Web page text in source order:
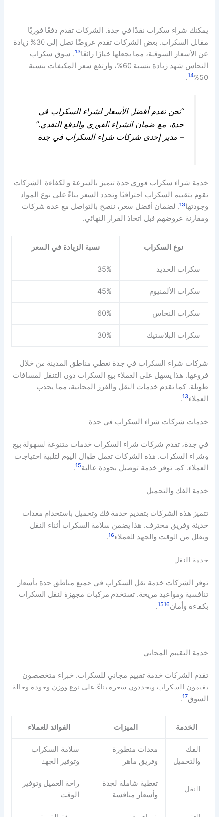
يمكنك شراء سكراب نقدًا في جدة. الشركات تقدم دفعًا فوريًا
مقابل السكراب. بعض الشركات تقدم عروضًا تصل إلى 30% زيادة
عن الأسعار السوقية، مما يجعلها خيارًا رائعًا13. سوق سكراب
النحاس شهد زيادة بنسبة 60%، وارتفع سعر المكيفات بنسبة
50%
14
.
“نحن نقدم أفضل الأسعار لشراء السكراب في
جدة، مع ضمان الشراء الفوري والدفع النقدي.”
– مدير إحدى شركات شراء السكراب في جدة
خدمة شراء سكراب فوري جدة تتميز بالسرعة والكفاءة. الشركات
تقوم بتقييم السكراب احترافيًا وتحدد السعر بناءً على نوع المواد
وجودتها13. لضمان أفضل سعر، ننصح بالتواصل مع عدة شركات
ومقارنة عروضهم قبل اتخاذ القرار النهائي.
نوع السكراب نسبة الزيادة في السعر
سكراب الحديد 35%
سكراب الألمنيوم 45%
سكراب النحاس 60%
سكراب البلاستيك 30%
شركات شراء السكراب في جدة تغطي مناطق المدينة من خلال
فروعها. هذا يسهل على العملاء بيع السكراب دون التنقل لمسافات
طويلة. كما تقدم خدمات النقل والفرز المجانية، مما يجذب
العملاء13
.
خدمات شركات شراء السكراب في جدة
في جدة، تقدم شركات شراء السكراب خدمات متنوعة لسهولة بيع
وشراء السكراب. هذه الشركات تعمل طوال اليوم لتلبية احتياجات
العملاء. كما توفر خدمة توصيل بجودة عالية15
.
خدمة الفك والتحميل
تتميز هذه الشركات بتقديم خدمة فك وتحميل باستخدام معدات
حديثة وفريق محترف. هذا يضمن سلامة السكراب أثناء النقل
ويقلل من الوقت والجهد للعملاء16
.
خدمة النقل
توفر الشركات خدمة نقل السكراب في جميع مناطق جدة بأسعار
تنافسية ومواعيد مريحة. تستخدم مركبات مجهزة لنقل السكراب
بكفاءة وأمان
1516
.
خدمة التقييم المجاني
تقدم الشركات خدمة تقييم مجاني للسكراب. خبراء متخصصون
يقيمون السكراب ويحددون سعره بناءً على نوع ووزن وجودة وحالة
السوق17
.
الخدمة الميزات الفوائد للعملاء
الفك
والتحميل
معدات متطورة
وفريق ماهر
سلامة السكراب
وتوفير الجهد
النقل
تغطية شاملة لجدة
وأسعار منافسة
راحة العميل وتوفير
الوقت